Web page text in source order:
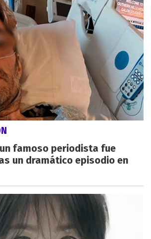
famoso periodista fue
un dramático episodio en